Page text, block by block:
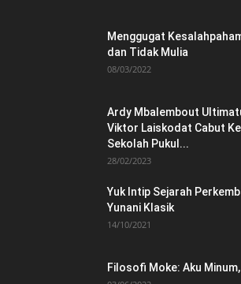
Menggugat
dan Tidak Mulia
08/03/2022
Ardy Mbalembout
Viktor Laiskodat Cabut
Sekolah Pukul...
28/02/2023
Yuk Intip Sejarah
Yunani Klasik
14/10/2021
Filosofi Moke: Aku